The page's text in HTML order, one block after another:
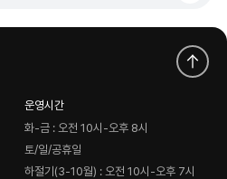
운영시간
화-금 : 오전 10시-오후 8시
토/일/공휴일
하절기(3-10월) : 오전 10시-오후 7시